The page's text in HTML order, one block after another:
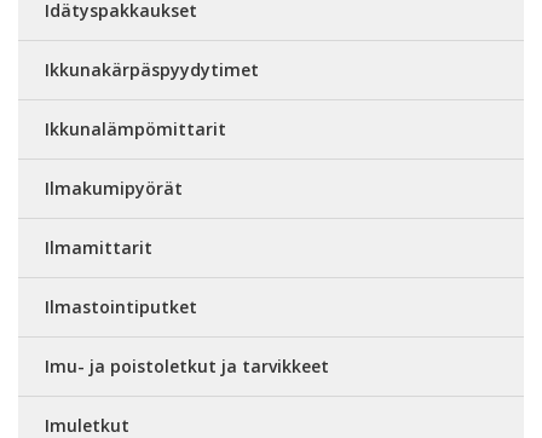
Idätyspakkaukset
Ikkunakärpäspyydytimet
Ikkunalämpömittarit
Ilmakumipyörät
Ilmamittarit
Ilmastointiputket
Imu- ja poistoletkut ja tarvikkeet
Imuletkut